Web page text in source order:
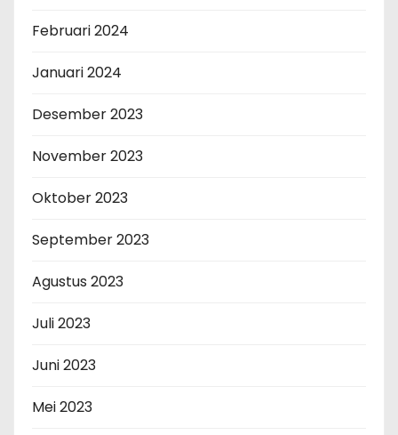
Februari 2024
Januari 2024
Desember 2023
November 2023
Oktober 2023
September 2023
Agustus 2023
Juli 2023
Juni 2023
Mei 2023